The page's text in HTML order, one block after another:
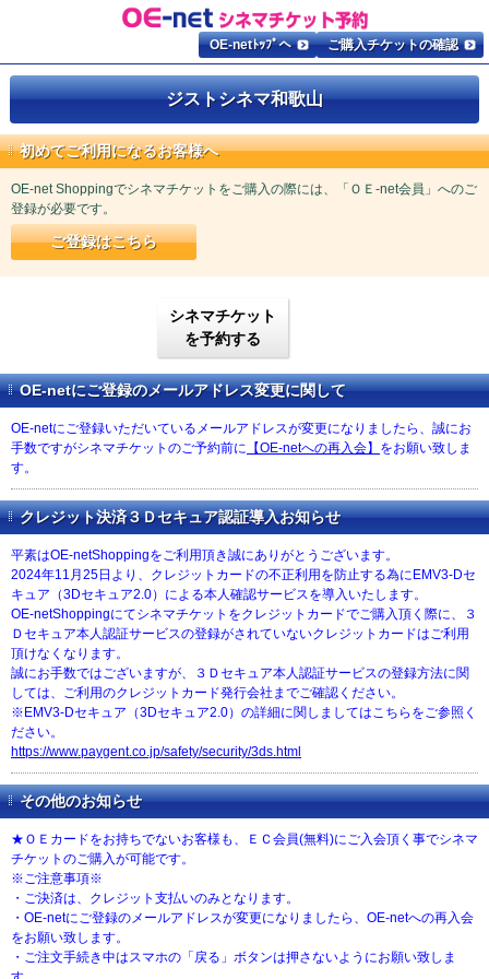
ご購入チケットの確認
OE-netﾄｯﾌﾟへ
ジストシネマ和歌山
初めてご利用になるお客様へ
OE-net Shoppingでシネマチケットをご購入の際には、「ＯＥ-net会員」へのご
登録が必要です。
ご登録はこちら
シネマチケット
を予約する
OE-netにご登録のメールアドレス変更に関して
OE-netにご登録いただいているメールアドレスが変更になりましたら、誠にお
手数ですがシネマチケットのご予約前に 【OE-netへの再入会】 をお願い致しま
す。
クレジット決済３Ｄセキュア認証導入お知らせ
平素はOE-netShoppingをご利用頂き誠にありがとうございます。
2024年11月25日より、クレジットカードの不正利用を防止する為にEMV3-Dセ
キュア（3Dセキュア2.0）による本人確認サービスを導入いたします。
OE-netShoppingにてシネマチケットをクレジットカードでご購入頂く際に、３
Ｄセキュア本人認証サービスの登録がされていないクレジットカードはご利用
頂けなくなります。
誠にお手数ではございますが、３Ｄセキュア本人認証サービスの登録方法に関
しては、ご利用のクレジットカード発行会社までご確認ください。
※EMV3-Dセキュア（3Dセキュア2.0）の詳細に関しましてはこちらをご参照く
ださい。
https://www.paygent.co.jp/safety/security/3ds.html
その他のお知らせ
★ＯＥカードをお持ちでないお客様も、ＥＣ会員(無料)にご入会頂く事でシネマ
チケットのご購入が可能です。
※ご注意事項※
・ご決済は、クレジット支払いのみとなります。
・OE-netにご登録のメールアドレスが変更になりましたら、OE-netへの再入会
をお願い致します。
・ご注文手続き中はスマホの「戻る」ボタンは押さないようにお願い致しま